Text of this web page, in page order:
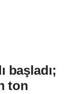
başladı;
ton